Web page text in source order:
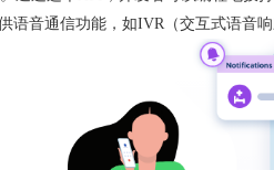
音通信功能，如IVR（交互式语音